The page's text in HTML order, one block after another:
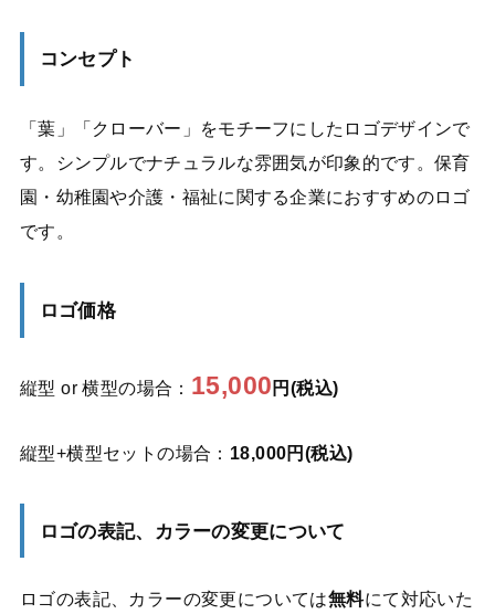
コンセプト
「葉」「クローバー」をモチーフにしたロゴデザインで
す。シンプルでナチュラルな雰囲気が印象的です。保育
園・幼稚園や介護・福祉に関する企業におすすめのロゴ
です。
ロゴ価格
縦型 or 横型の場合： 15,000 円(税込)
縦型+横型セットの場合： 18,000円(税込)
ロゴの表記、カラーの変更について
ロゴの表記、カラーの変更については無料にて対応いた